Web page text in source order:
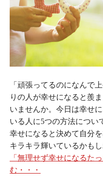
「頑張ってるのになんで
りの人が幸せになると羨
いませんか。今日は幸せ
いる人に5つの方法につい
幸せになると決めて自分
キラキラ輝いているかも
「無理せず幸せになるた
む・・・